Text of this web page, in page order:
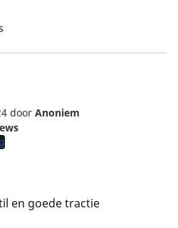
door Anoniem
en goede tractie